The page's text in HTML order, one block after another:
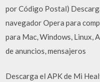
por Código Postal)
navegador Opera para
para Mac, Windows, Linux,
de anuncios, mensajeros
Descarga el APK de Mi